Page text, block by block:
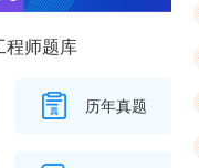
程师题库
历年真题